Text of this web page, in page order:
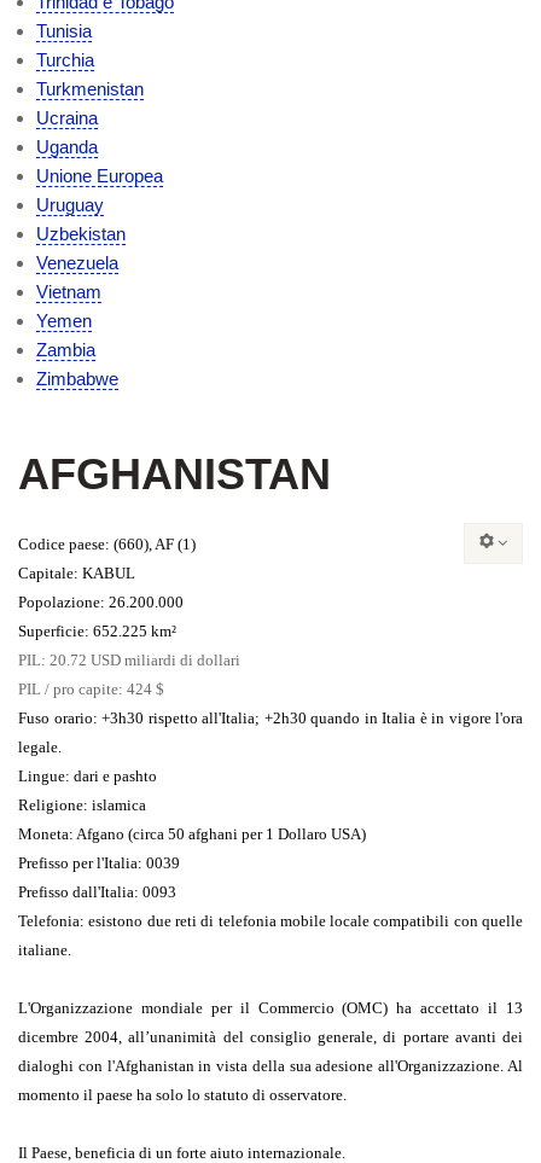
Tunisia
Turchia
Turkmenistan
Ucraina
Uganda
Unione Europea
Uruguay
Uzbekistan
Venezuela
Vietnam
Yemen
Zambia
Zimbabwe
AFGHANISTAN
Codice paese: (660), AF (1)
Capitale: KABUL
Popolazione: 26.200.000
Superficie: 652.225 km²
PIL: 20.72 USD miliardi di dollari
PIL / pro capite: 424 $
Fuso orario: +3h30 rispetto all'Italia; +2h30 quando in Italia è in vigore l'ora
legale.
Lingue: dari e pashto
Religione: islamica
Moneta: Afgano (circa 50 afghani per 1 Dollaro USA)
Prefisso per l'Italia: 0039
Prefisso dall'Italia: 0093
Telefonia: esistono due reti di telefonia mobile locale compatibili con quelle
italiane.
L'Organizzazione mondiale per il Commercio (OMC) ha accettato il 13
dicembre 2004, all’unanimità del consiglio generale, di portare avanti dei
dialoghi con l'Afghanistan in vista della sua adesione all'Organizzazione. Al
momento il paese ha solo lo statuto di osservatore.
Il Paese, beneficia di un forte aiuto internazionale.